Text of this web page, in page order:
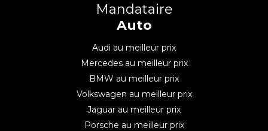
Mandataire
Auto
Audi au meilleur prix
Mercedes au meilleur prix
BMW au meilleur prix
Volkswagen au meilleur prix
Jaguar au meilleur prix
Porsche au meilleur prix